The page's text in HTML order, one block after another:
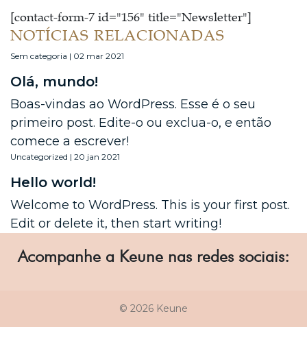
[contact-form-7 id="156" title="Newsletter"]
NOTÍCIAS RELACIONADAS
Sem categoria | 02 mar 2021
Olá, mundo!
Boas-vindas ao WordPress. Esse é o seu
primeiro post. Edite-o ou exclua-o, e então
comece a escrever!
Uncategorized | 20 jan 2021
Hello world!
Welcome to WordPress. This is your first post.
Edit or delete it, then start writing!
Acompanhe a Keune nas redes sociais:
© 2026 Keune